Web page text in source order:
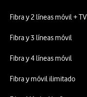
Fibra y 2 líneas móvil + TV
Fibra y 3 líneas móvil
Fibra y 4 líneas móvil
Fibra y móvil ilimitado